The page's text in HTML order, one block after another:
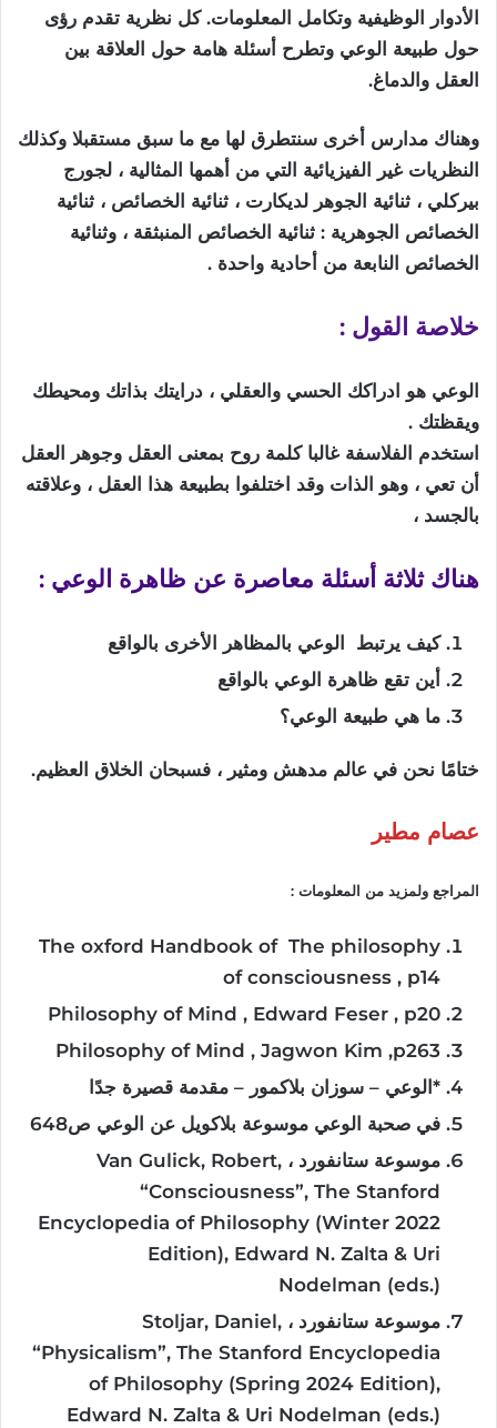
الأدوار الوظيفية وتكامل المعلومات. كل نظرية تقدم رؤى
حول طبيعة الوعي وتطرح أسئلة هامة حول العلاقة بين
العقل والدماغ.
وهناك مدارس أخرى سنتطرق لها مع ما سبق مستقبلا وكذلك
النظريات غير الفيزيائية التي من أهمها المثالية ، لجورج
بيركلي ، ثنائية الجوهر لديكارت ، ثنائية الخصائص ، ثنائية
الخصائص الجوهرية : ثنائية الخصائص المنبثقة ، وثنائية
الخصائص النابعة من أحادية واحدة .
خلاصة القول :
الوعي هو ادراكك الحسي والعقلي ، درايتك بذاتك ومحيطك
ويقظتك .
استخدم الفلاسفة غالبا كلمة روح بمعنى العقل وجوهر العقل
أن تعي ، وهو الذات وقد اختلفوا بطبيعة هذا العقل ، وعلاقته
بالجسد ،
هناك ثلاثة أسئلة معاصرة عن ظاهرة الوعي :
كيف يرتبط الوعي بالمظاهر الأخرى بالواقع
أين تقع ظاهرة الوعي بالواقع
ما هي طبيعة الوعي؟
ختامًا نحن في عالم مدهش ومثير ، فسبحان الخلاق العظيم.
عصام مطير
المراجع ولمزيد من المعلومات :
The oxford Handbook of The philosophy
of consciousness , p14
Philosophy of Mind , Edward Feser , p20
Philosophy of Mind , Jagwon Kim ,p263
*الوعي – سوزان بلاكمور – مقدمة قصيرة جدًا
في صحبة الوعي موسوعة بلاكويل عن الوعي ص648
موسوعة ستانفورد ، Van Gulick, Robert,
“Consciousness”, The Stanford
Encyclopedia of Philosophy (Winter 2022
Edition), Edward N. Zalta & Uri
Nodelman (eds.)
موسوعة ستانفورد ، Stoljar, Daniel,
“Physicalism”, The Stanford Encyclopedia
of Philosophy (Spring 2024 Edition),
Edward N. Zalta & Uri Nodelman (eds.)